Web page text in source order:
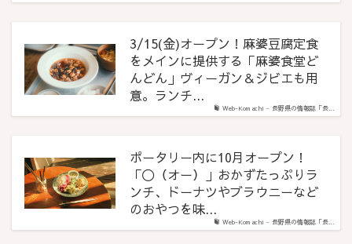
Web-Komachi – 長野県の情報誌「長...
3/15(金)オープン！麻婆豆腐定食
をメインに提供する「麻婆食堂ど
んどん」ヴィーガン＆ジビエも用
意。ランチ...
Web-Komachi – 長野県の情報誌「長...
ポータリー内に10月オープン！
「〇（オー）」おかずたっぷりラ
ンチ、ドーナツやブラウニーなど
のおやつを味...